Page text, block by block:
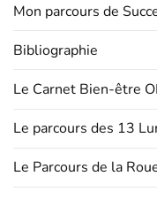
Mon parcours de
Bibliographie
Le Carnet Bien-être
Le parcours des 13
Le Parcours de la